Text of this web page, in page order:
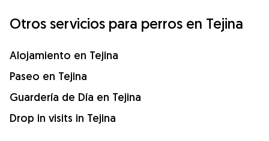
Otros servicios para perros en Tejina
Alojamiento en Tejina
Paseo en Tejina
Guardería de Día en Tejina
Drop in visits in Tejina